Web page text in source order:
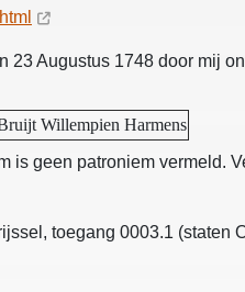
Augustus 1748 door mij
Willempien Harmens
geen patroniem vermeld.
toegang 0003.1 (staten